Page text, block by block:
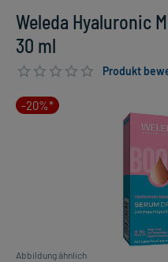
Weleda Hyaluronic
30 ml
Produkt
-20%*
Abbildung ähnlich